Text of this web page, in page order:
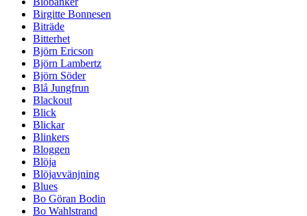
Birgitte Bonnesen
Biträde
Bitterhet
Björn Ericson
Björn Lambertz
Björn Söder
Blå Jungfrun
Blackout
Blick
Blickar
Blinkers
Bloggen
Blöja
Blöjavvänjning
Blues
Bo Göran Bodin
Bo Wahlstrand